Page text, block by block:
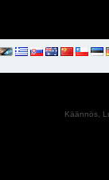
Käännös,